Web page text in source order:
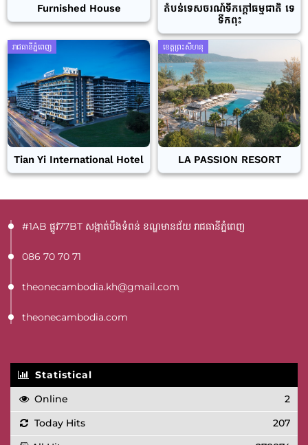
Furnished House
តំបន់ទេសចរណ៍ទឹកក្តៅធម្មជាតិ ទេ
ទឹកពុះ
រាជធានីភ្នំពេញ
Tian Yi International Hotel
ខេត្តព្រះសីហនុ
LA PASSION RESORT
#1AB ផ្លូវ77BT​ សង្កាត់បឹងទំពន់ ខណ្ឌមានជ័យ រាជធានីភ្នំពេញ
086 70 70 71
theonecambodia.kh@gmail.com
theonecambodia.com
Statistical
Online
2
Today Hits
207